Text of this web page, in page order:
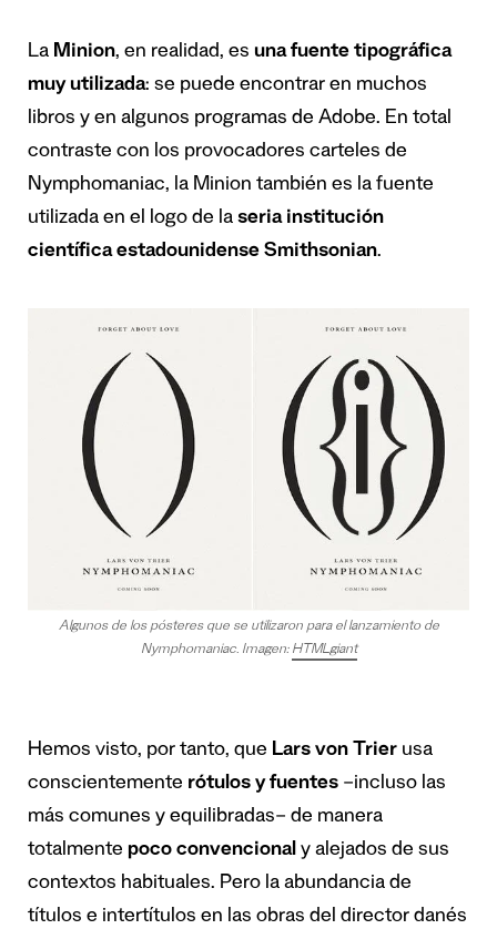
La Minion, en realidad, es una fuente tipográfica
muy utilizada: se puede encontrar en muchos
libros y en algunos programas de Adobe. En total
contraste con los provocadores carteles de
Nymphomaniac, la Minion también es la fuente
utilizada en el logo de la seria institución
científica estadounidense Smithsonian.
Algunos de los pósteres que se utilizaron para el lanzamiento de
Nymphomaniac. Imagen: HTMLgiant
Hemos visto, por tanto, que Lars von Trier usa
conscientemente rótulos y fuentes –incluso las
más comunes y equilibradas– de manera
totalmente poco convencional y alejados de sus
contextos habituales. Pero la abundancia de
títulos e intertítulos en las obras del director danés